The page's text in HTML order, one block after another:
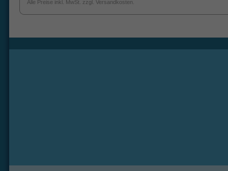
Alle Preise inkl. MwSt. zzgl. Versandkosten.